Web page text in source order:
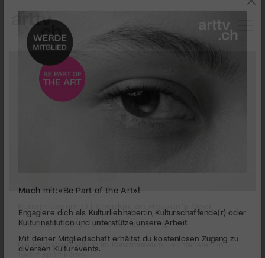
52
seconds
PUBLIZIERT AM 21. OKTOBER 2008
Die Herbstausstellung im Kunstmuseum Liechtenstein in
Vaduz spürt künst-
Engagiere dich als Kulturliebhaber:in, Kulturschaffende(r) oder
Kulturinstitution und unterstütze unsere Arbeit.
Mit deiner Mitgliedschaft erhältst du kostenlosen Zugang zu